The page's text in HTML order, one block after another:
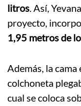
litros. Así,
proyecto,
1,95 metros de
Además, la
colchoneta
cual se coloca